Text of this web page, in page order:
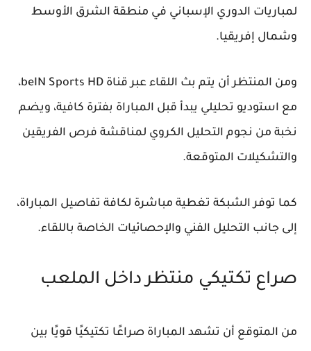
لمباريات الدوري الإسباني في منطقة الشرق الأوسط
وشمال إفريقيا.
ومن المنتظر أن يتم بث اللقاء عبر قناة beIN Sports HD،
مع استوديو تحليلي يبدأ قبل المباراة بفترة كافية، ويضم
نخبة من نجوم التحليل الكروي لمناقشة فرص الفريقين
والتشكيلات المتوقعة.
كما توفر الشبكة تغطية مباشرة لكافة تفاصيل المباراة،
إلى جانب التحليل الفني والإحصائيات الخاصة باللقاء.
صراع تكتيكي منتظر داخل الملعب
من المتوقع أن تشهد المباراة صراعًا تكتيكيًا قويًا بين